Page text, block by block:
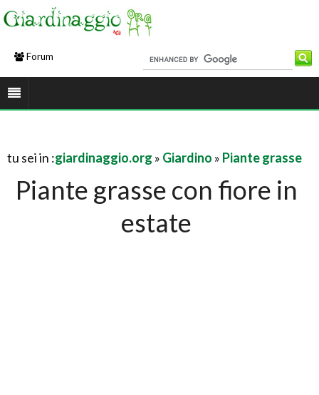
Forum
tu sei in :giardinaggio.org » Giardino » Piante grasse
Piante grasse con fiore in
estate